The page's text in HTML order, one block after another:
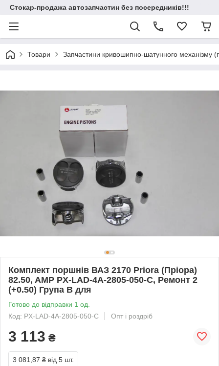
Стокар-продажа автозапчастин без посередників!!!
Товари Запчастини кривошипно-шатунного механізму
Комплект поршнів ВАЗ 2170 Priora (Пріора)
82.50, AMP PX-LAD-4A-2805-050-C, Ремонт 2
(+0.50) Група B для
Готово до відправки 1 од.
Код: PX-LAD-4A-2805-050-C
Опт і роздріб
3 113 ₴
3 081,87 ₴ від 5 шт.